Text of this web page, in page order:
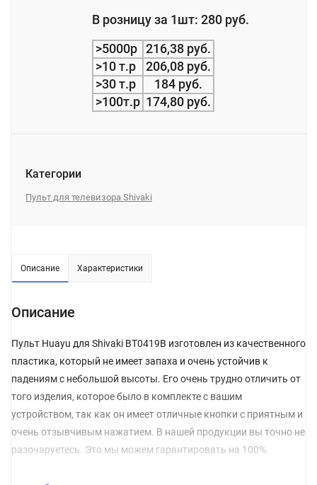
В розницу за 1шт: 280 руб.
>5000р 216,38 руб.
>10 т.р
206,08 руб.
>30 т.р
184 руб.
>100т.р 174,80 руб.
Категории
Пульт для телевизора Shivaki
Описание Характеристики
Описание
Пульт Huayu для Shivaki BT0419B изготовлен из качественного
пластика, который не имеет запаха и очень устойчив к
падениям с небольшой высоты. Его очень трудно отличить от
того изделия, которое было в комплекте с вашим
устройством, так как он имеет отличные кнопки с приятным и
очень отзывчивым нажатием. В нашей продукции вы точно не
разочаруетесь. Это мы можем гарантировать на 100%.
Перед покупкой обязательно обращайте внимание на то,